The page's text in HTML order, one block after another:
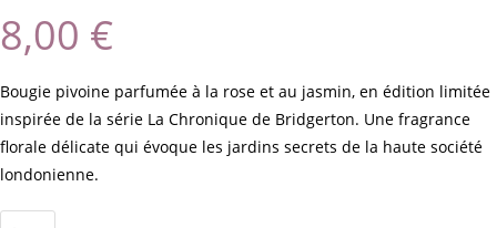
8,00 €
Bougie pivoine parfumée à la rose et au jasmin, en édition limitée
inspirée de la série La Chronique de Bridgerton. Une fragrance
florale délicate qui évoque les jardins secrets de la haute société
londonienne.